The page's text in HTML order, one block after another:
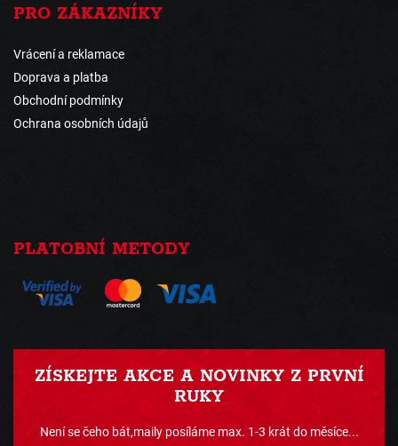
PRO ZÁKAZNÍKY
Vrácení a reklamace
Doprava a platba
Obchodní podmínky
Ochrana osobních údajů
PLATOBNÍ METODY
ZÍSKEJTE AKCE A NOVINKY Z PRVNÍ
RUKY
Není se čeho bát,maily posíláme max. 1-3 krát do měsíce...